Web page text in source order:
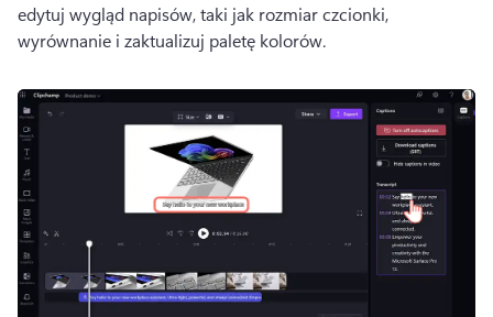
edytuj wygląd napisów, taki jak rozmiar czcionki,
wyrównanie i zaktualizuj paletę kolorów.